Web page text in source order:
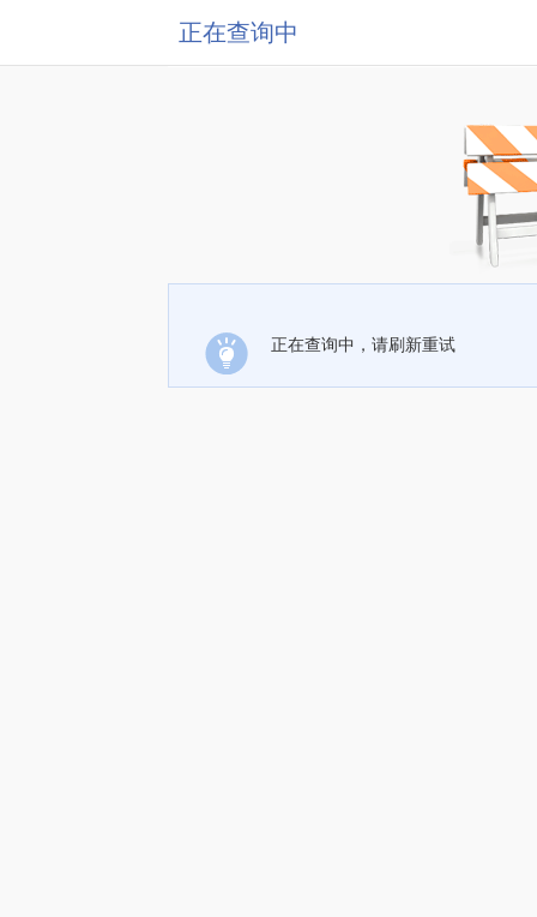
正在查询中
正在查询中，请刷新重试